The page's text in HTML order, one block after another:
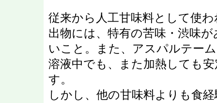
従来から人工甘味料として使
出物には、特有の苦味・渋味
いこと。また、アスパルテー
溶液中でも、また加熱しても
す。
しかし、他の甘味料よりも食